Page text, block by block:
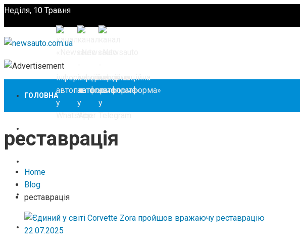
Неділя, 10 Травня
ГОЛОВНА
ЗА КОРДОНОМ
ЖИТТЯ
реставрація
Home
Blog
реставрація
22.07.2025